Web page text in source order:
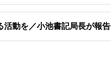
動を／小池書記局長が報告